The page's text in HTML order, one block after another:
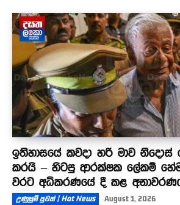
ඉතිහාසයේ කවදා හරි මාව
කරයි – හිටපු ආරක්ෂක ලේකම්
වරට අධිකරණයේ දී කළ
උණුසුම් පුවත් | Hot News August 1, 2026